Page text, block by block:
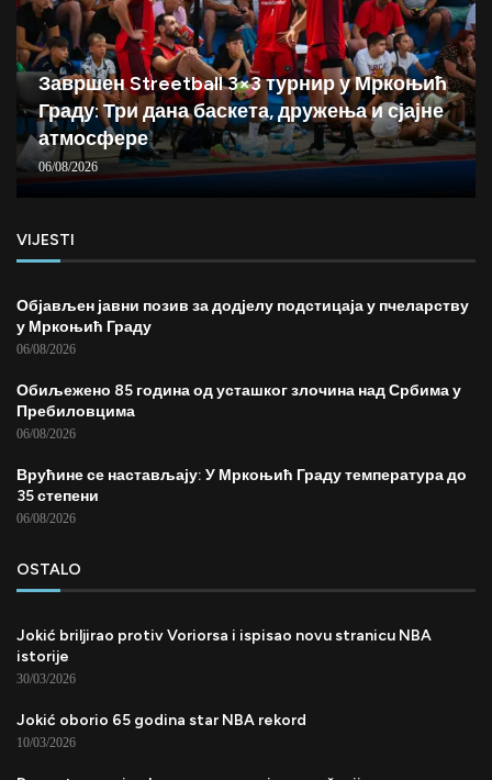
Завршен Streetball 3×3 турнир у Мркоњић
Граду: Три дана баскета, дружења и сјајне
атмосфере
06/08/2026
VIJESTI
Објављен јавни позив за додјелу подстицаја у пчеларству
у Мркоњић Граду
06/08/2026
Обиљежено 85 година од усташког злочина над Србима у
Пребиловцима
06/08/2026
Врућине се настављају: У Мркоњић Граду температура до
35 степени
06/08/2026
OSTALO
Jokić briljirao protiv Voriorsa i ispisao novu stranicu NBA
istorije
30/03/2026
Jokić oborio 65 godina star NBA rekord
10/03/2026